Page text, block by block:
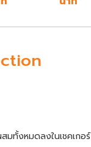
มทั้งหมดลงในเชคเกอร์